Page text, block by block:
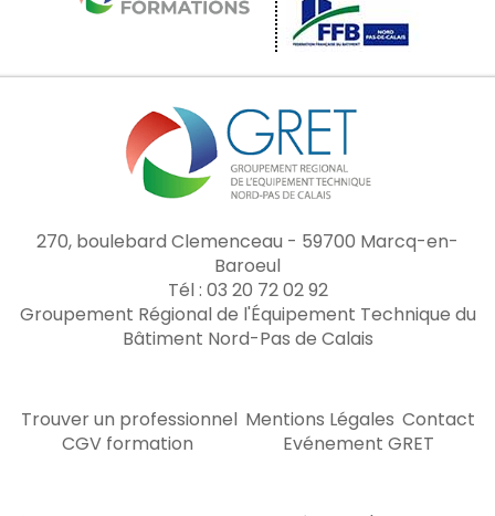
270, boulebard Clemenceau - 59700 Marcq-en-
Baroeul
Tél : 03 20 72 02 92
Groupement Régional de l'Équipement Technique du
Bâtiment Nord-Pas de Calais
Trouver un professionnel Mentions Légales Contact
CGV formation
Evénement GRET